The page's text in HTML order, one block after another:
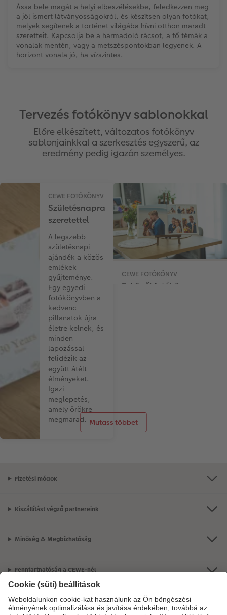
Ássa bele magát a helyi elbeszélésekbe, feledkezzen meg
a jól ismert látványosságokról, és készítsen olyan fotókat,
melyek segítenek a történet világába hívni otthon maradt
szeretteit. Kapcsolja be a harmadoló rácsot, a fő témák a
vonalak mentén, vagy a metszéspontokban legyenek. A
horizont vonala jó, ha vízszintes.
Tervezés fotókönyv sablonokkal
Előre elkészített, változatos fotókönyv
sablonjainkkal a szerkesztés egyszerű, az
eredmény pedig igazán személyes.
CEWE FOTÓKÖNYV
Születésnapra
szeretettel
A legszebb
születésnapi
ajándék a közös
emlékek
gyűjteménye.
Egy egyedi
fotókönyvben a
kedvenc
pillanatok újra
életre kelnek, és
minden
lapozással
felidézik az
együtt átélt
élményeket.
Igazi
meglepetés,
amely örökre
megmarad.
CEWE FOTÓKÖNYV
Esküvői fotókönyv
Mutass többet
Fizetési módok
Kiszállítást végző partnereink
Minőség & Megbízhatóság
Fenntarthatóság a CEWE-nél
Szolgáltatások